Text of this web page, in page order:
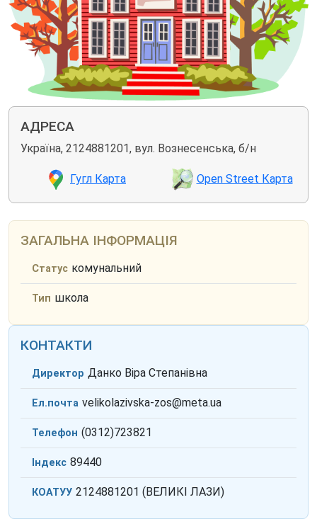
АДРЕСА
Україна, 2124881201, вул. Вознесенська, б/н
Гугл Карта Open Street Карта
ЗАГАЛЬНА ІНФОРМАЦІЯ
Статус комунальний
Тип школа
КОНТАКТИ
Директор Данко Віра Степанівна
Ел.почта velikolazivska-zos@meta.ua
Телефон (0312)723821
Індекс 89440
КОАТУУ 2124881201 (ВЕЛИКІ ЛАЗИ)